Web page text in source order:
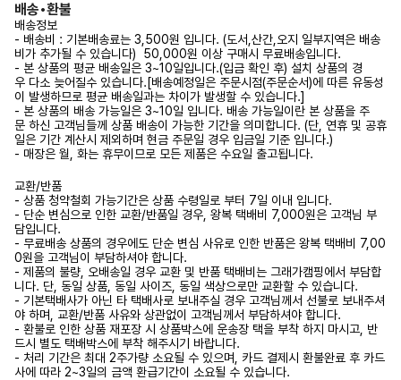
배송•환불
배송정보
- 배송비 : 기본배송료는 3,500원 입니다. (도서,산간,오지 일부지역은 배송
비가 추가될 수 있습니다) 50,000원 이상 구매시 무료배송입니다.
- 본 상품의 평균 배송일은 3~10일입니다.(입금 확인 후) 설치 상품의 경
우 다소 늦어질수 있습니다.[배송예정일은 주문시점(주문순서)에 따른 유동성
이 발생하므로 평균 배송일과는 차이가 발생할 수 있습니다.]
- 본 상품의 배송 가능일은 3~10일 입니다. 배송 가능일이란 본 상품을 주
문 하신 고객님들께 상품 배송이 가능한 기간을 의미합니다. (단, 연휴 및 공휴
일은 기간 계산시 제외하며 현금 주문일 경우 입금일 기준 입니다.)
- 매장은 월, 화는 휴무이므로 모든 제품은 수요일 출고됩니다.
교환/반품
- 상품 청약철회 가능기간은 상품 수령일로 부터 7일 이내 입니다.
- 단순 변심으로 인한 교환/반품일 경우, 왕복 택배비 7,000원은 고객님 부
담입니다.
- 무료배송 상품의 경우에도 단순 변심 사유로 인한 반품은 왕복 택배비 7,00
0원을 고객님이 부담하셔야 합니다.
- 제품의 불량, 오배송일 경우 교환 및 반품 택배비는 그래가캠핑에서 부담합
니다. 단, 동일 상품, 동일 사이즈, 동일 색상으로만 교환할 수 있습니다.
- 기본택배사가 아닌 타 택배사로 보내주실 경우 고객님께서 선불로 보내주셔
야 하며, 교환/반품 사유와 상관없이 고객님께서 부담하셔야 합니다.
- 환불로 인한 상품 재포장 시 상품박스에 운송장 택을 부착 하지 마시고, 반
드시 별도 택배박스에 부착 해주시기 바랍니다.
- 처리 기간은 최대 2주가량 소요될 수 있으며, 카드 결제시 환불완료 후 카드
사에 따라 2~3일의 금액 환급기간이 소요될 수 있습니다.